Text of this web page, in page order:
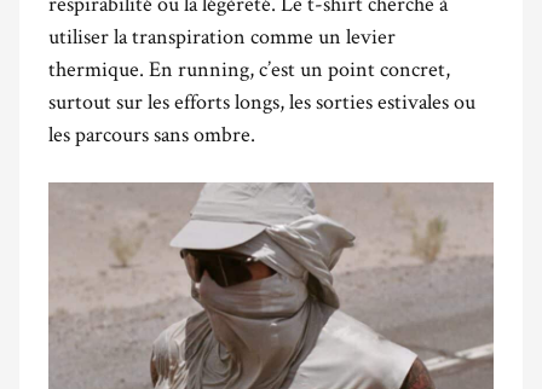
utiliser la transpiration comme un levier
thermique. En running, c’est un point concret,
surtout sur les efforts longs, les sorties estivales ou
les parcours sans ombre.